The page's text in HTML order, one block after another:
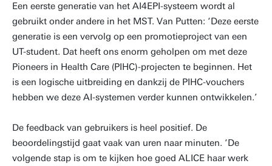
Een eerste generatie van het AI4EPI-systeem wordt al
gebruikt onder andere in het MST. Van Putten: ‘Deze eerste
generatie is een vervolg op een promotieproject van een
UT-student. Dat heeft ons enorm geholpen om met deze
Pioneers in Health Care (PIHC)-projecten te beginnen. Het
is een logische uitbreiding en dankzij de PIHC-vouchers
hebben we deze AI-systemen verder kunnen ontwikkelen.’
De feedback van gebruikers is heel positief. De
beoordelingstijd gaat vaak van uren naar minuten. ‘De
volgende stap is om te kijken hoe goed ALICE haar werk